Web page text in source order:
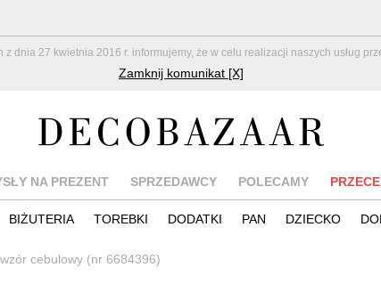
dnia 27 kwietnia 2016 r. informujemy, że w celu realizacji naszych usług
Zamknij komunikat [X]
NA PREZENT SPRZEDAWCY POLECAMY
BIŻUTERIA TOREBKI DODATKI PAN DZIECKO
cebulowy (nr 6684396)